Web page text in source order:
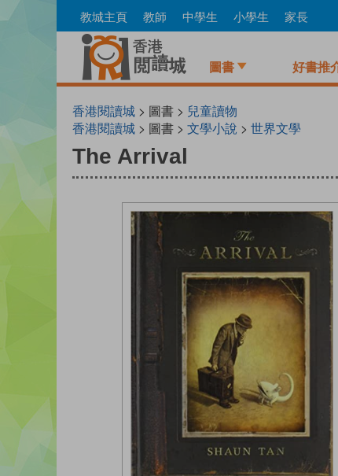
to
教城主頁 教師 中學生 小學生 家長
圖書 好書推
香港閱讀城 > 圖書 > 兒童讀物
香港閱讀城 > 圖書 > 文學小說 > 世界文學
The Arrival